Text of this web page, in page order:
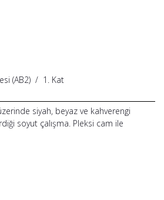
(AB2) / 1. Kat
siyah, beyaz ve kahverengi
soyut çalışma. Pleksi cam ile